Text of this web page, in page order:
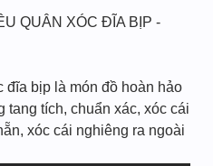
QUÂN XÓC ĐĨA BỊP -
bịp là món đồ hoàn hảo
tích, chuẩn xác, xóc cái
xóc cái nghiêng ra ngoài